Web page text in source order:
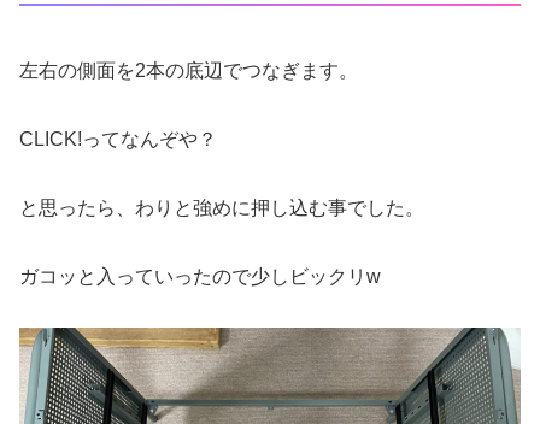
左右の側面を2本の底辺でつなぎます。
CLICK!ってなんぞや？
と思ったら、わりと強めに押し込む事でした。
ガコッと入っていったので少しビックリw